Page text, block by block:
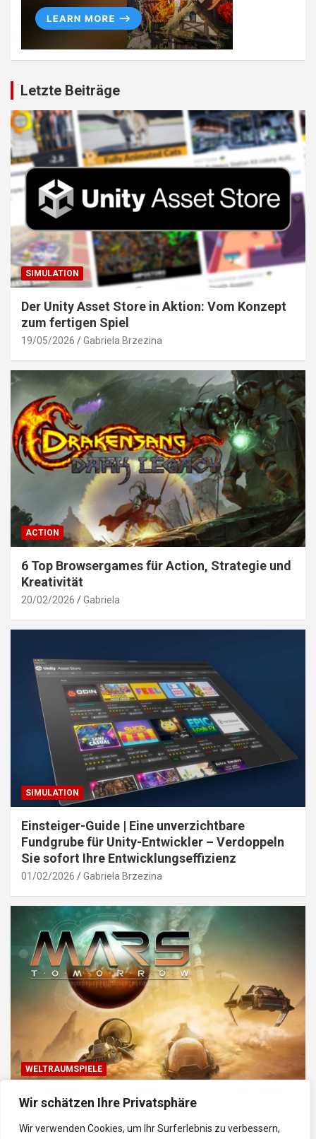
Wir schätzen Ihre Privatsphäre
Wir verwenden Cookies, um Ihr Surferlebnis zu verbessern,
Letzte Beiträge
SIMULATION
Der Unity Asset Store in Aktion: Vom Konzept
zum fertigen Spiel
19/05/2026 Gabriela Brzezina
ACTION
6 Top Browsergames für Action, Strategie und
Kreativität
20/02/2026 Gabriela
SIMULATION
Einsteiger-Guide | Eine unverzichtbare
Fundgrube für Unity-Entwickler – Verdoppeln
Sie sofort Ihre Entwicklungseffizienz
01/02/2026 Gabriela Brzezina
WELTRAUMSPIELE
Top Weltraum-Browser-Spiele: Erkunde, baue